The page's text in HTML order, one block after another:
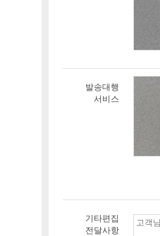
발송대행
서비스
기타편집
전달사항